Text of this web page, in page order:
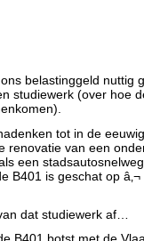
belastinggeld nuttig
studiewerk (over hoe
tot in de
renovatie van een
een
B401 is geschat op
dat studiewerk af…